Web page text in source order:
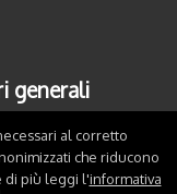
generali
al corretto
che riducono
di più leggi l'informativa